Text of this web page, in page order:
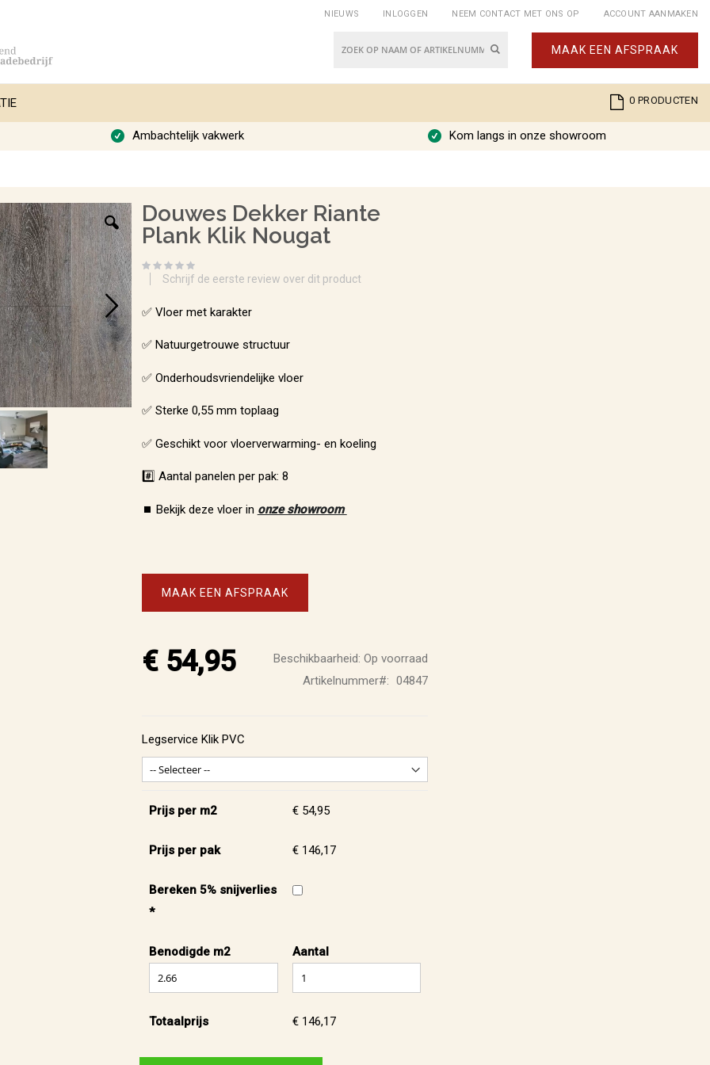
NIEUWS INLOGGEN NEEM CONTACT MET ONS OP ACCOUNT AANMAKEN
Cart
0 PRODUCTEN
Zoek MAAK EEN AFSPRAAK
Ambachtelijk vakwerk Kom langs in onze showroom
Douwes Dekker Riante
Plank Klik Nougat
Schrijf de eerste review over dit product
✅ Vloer met karakter
✅ Natuurgetrouwe structuur
✅ Onderhoudsvriendelijke vloer
✅ Sterke 0,55 mm toplaag
✅ Geschikt voor vloerverwarming- en koeling
#️⃣ Aantal panelen per pak: 8
⏹️ Bekijk deze vloer in onze showroom
MAAK EEN AFSPRAAK
€ 54,95 Beschikbaarheid: Op voorraad
Artikelnummer
04847
Legservice Klik PVC
Prijs per m2 € 54,95
Prijs per pak € 146,17
Bereken 5% snijverlies
*
Benodigde m2 Aantal
Totaalprijs € 146,17